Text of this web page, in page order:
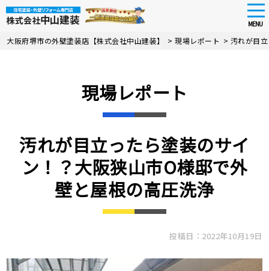
Skip
MENU
大阪府堺市の外壁塗装店【株式会社中山建装】 >現場レポート > 汚れが目
現場レポート
汚れが目立ったら塗装のサイ
ン！？大阪狭山市O様邸で外
壁と屋根の高圧洗浄
投稿日：2022年10月19日